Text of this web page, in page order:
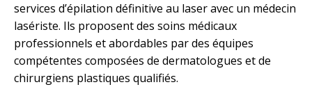
services d’épilation définitive au laser avec un médecin
lasériste. Ils proposent des soins médicaux
professionnels et abordables par des équipes
compétentes composées de dermatologues et de
chirurgiens plastiques qualifiés.